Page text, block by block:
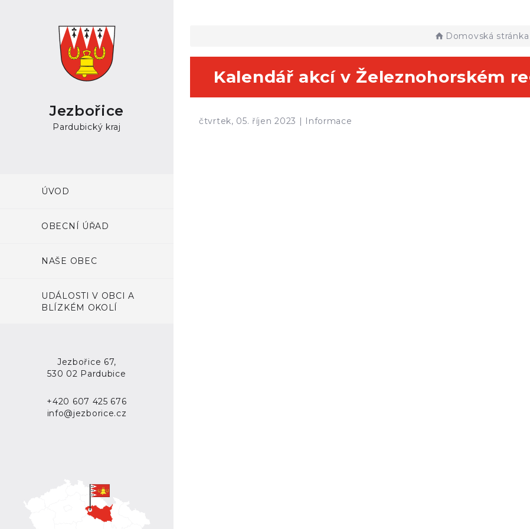
Jezbořice
Pardubický kraj
ÚVOD
OBECNÍ ÚŘAD
NAŠE OBEC
UDÁLOSTI V OBCI A
BLÍZKÉM OKOLÍ
Jezbořice 67,
530 02 Pardubice
+420 607 425 676
info@jezborice.cz
Domovská stránka
Kalendář akcí v Železnohorském
čtvrtek, 05. říjen 2023 | Informace